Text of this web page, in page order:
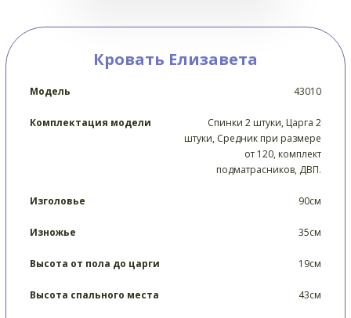
Кровать Елизавета
Модель 43010
Комплектация модели
Спинки 2 штуки, Царга 2
штуки, Средник при размере
от 120, комплект
подматрасников, ДВП.
Изголовье 90см
Изножье 35см
Высота от пола до царги 19см
Высота спального места 43см